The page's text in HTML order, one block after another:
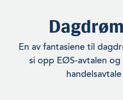
En av fantasiene til
si opp EØS-avtalen